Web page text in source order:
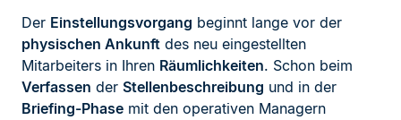
Der Einstellungsvorgang beginnt lange vor der
physischen Ankunft des neu eingestellten
Mitarbeiters in Ihren Räumlichkeiten. Schon beim
Verfassen der Stellenbeschreibung und in der
Briefing-Phase mit den operativen Managern